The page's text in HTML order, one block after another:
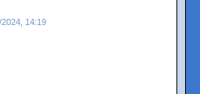
2024, 14:19